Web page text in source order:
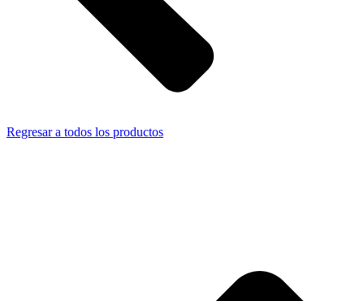
Regresar a todos los productos